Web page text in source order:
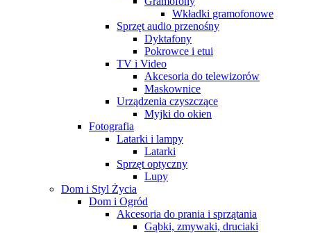
Wkładki gramofonowe
Sprzęt audio przenośny
Dyktafony
Pokrowce i etui
TV i Video
Akcesoria do telewizorów
Maskownice
Urządzenia czyszczące
Myjki do okien
Fotografia
Latarki i lampy
Latarki
Sprzęt optyczny
Lupy
Dom i Styl Życia
Dom i Ogród
Akcesoria do prania i sprzątania
Gąbki, zmywaki, druciaki